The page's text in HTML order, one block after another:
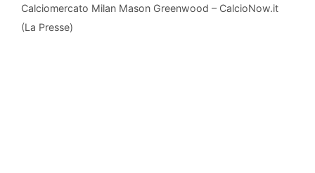
Calciomercato Milan Mason Greenwood – CalcioNow.it
(La Presse)